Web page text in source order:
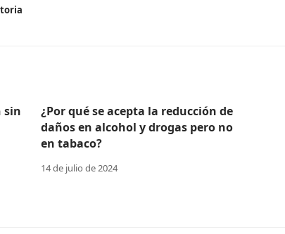
sin
¿Por qué se acepta la reducción de
daños en alcohol y drogas pero no
en tabaco?
14 de julio de 2024